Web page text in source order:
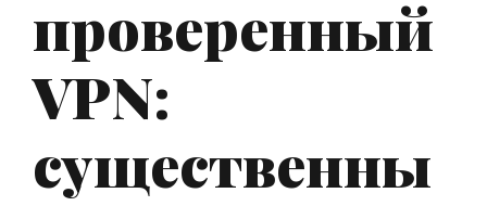
проверенный
VPN:
существенны